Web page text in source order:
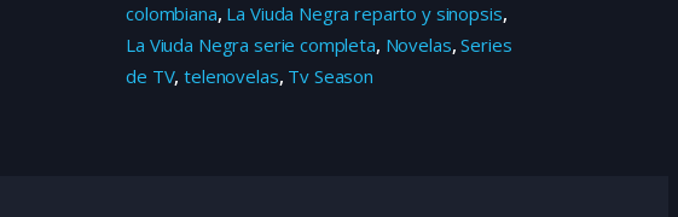
colombiana, La Viuda Negra reparto y sinopsis,
La Viuda Negra serie completa, Novelas,Series
de TV,telenovelas, Tv Season